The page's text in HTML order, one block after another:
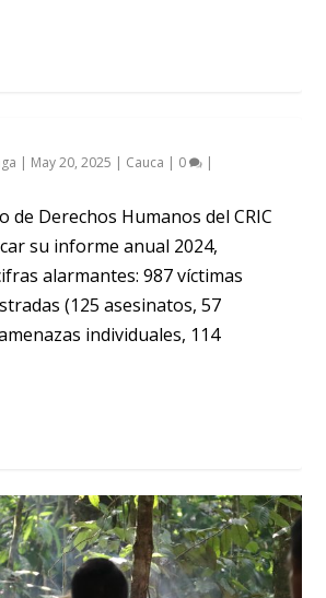
| May 20, 2025 | Cauca | 0 |
de Derechos Humanos del CRIC
su informe anual 2024,
alarmantes: 987 víctimas
(125 asesinatos, 57
individuales, 114